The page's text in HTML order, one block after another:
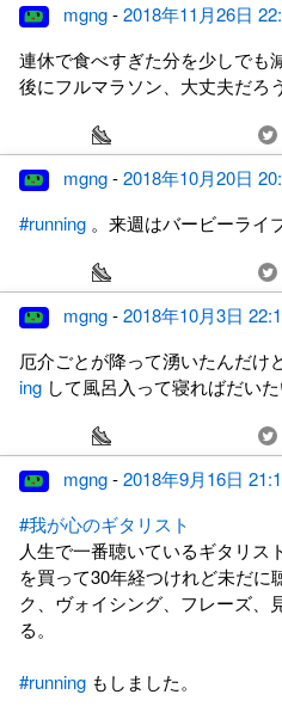
mgng-2018年11月26日
連休で食べすぎた分を少しでも
後にフルマラソン、大丈夫だろ
mgng-2018年10月20日
#running 。来週はバービーライ
mgng-2018年10月3日
厄介ごとが降って湧いたんだけ
ing して風呂入って寝ればだいた
mgng-2018年9月16日
#我が心のギタリスト
人生で一番聴いているギタリス
を買って30年経つけれど未だに
ク、ヴォイシング、フレーズ、
る。
#running もしました。